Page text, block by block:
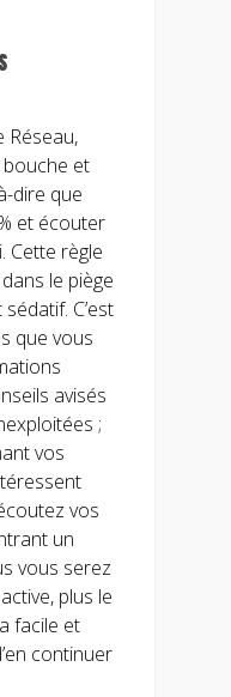
Réseau,
et
dire que
et écouter
Cette règle
le piège
C’est
que vous
avisés
;
vos
vos
un
vous serez
plus le
facile et
continuer